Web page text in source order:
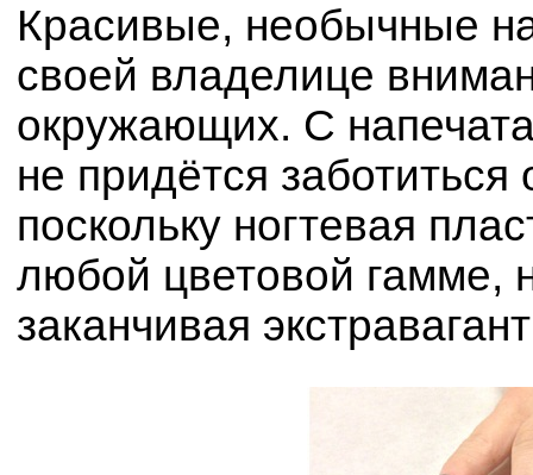
Красивые, необычные
своей владелице
окружающих. С
не придётся
поскольку ногтевая
любой цветовой гамме,
заканчивая